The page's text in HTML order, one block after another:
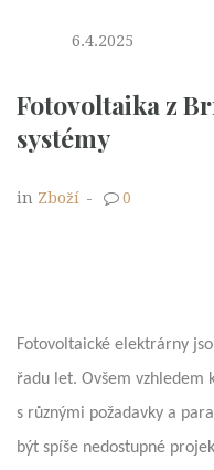
6.4.2025
Fotovoltaika z
systémy
in Zboží - 0
Fotovoltaické elektrárny
řadu let. Ovšem vzhledem
s různými požadavky a
být spíše nedostupné